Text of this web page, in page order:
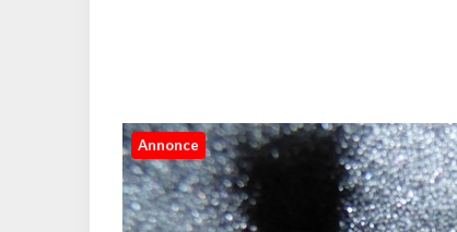
Annonce